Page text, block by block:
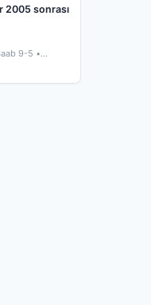
2005 sonrası
9-5 •